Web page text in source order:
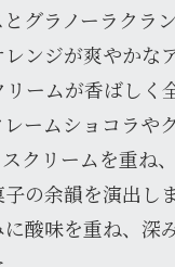
グラノーラクラ
ンジが爽やかな
ームが香ばしく
ームショコラや
クリームを重ね
の余韻を演出し
に酸味を重ね、深